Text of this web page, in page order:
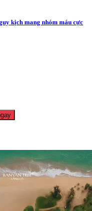
kịch mang nhóm máu cực
ngay